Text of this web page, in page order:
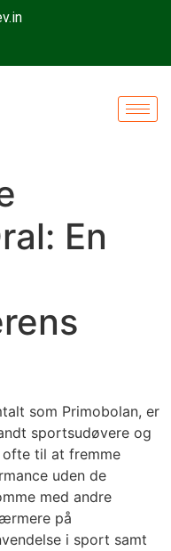
En
som Primobolan, er
sportsudøvere og
til at fremme
uden de
med andre
på
i sport samt